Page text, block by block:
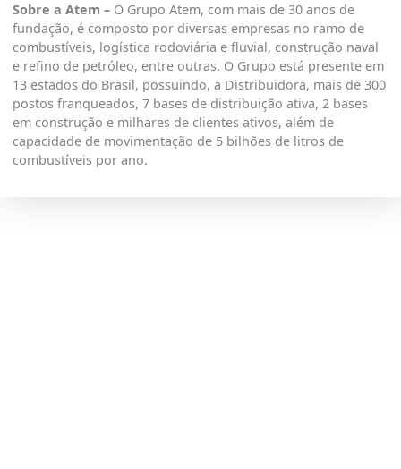
Sobre a Atem – O Grupo Atem, com mais de 30 anos de
fundação, é composto por diversas empresas no ramo de
combustíveis, logística rodoviária e fluvial, construção naval
e refino de petróleo, entre outras. O Grupo está presente em
13 estados do Brasil, possuindo, a Distribuidora, mais de 300
postos franqueados, 7 bases de distribuição ativa, 2 bases
em construção e milhares de clientes ativos, além de
capacidade de movimentação de 5 bilhões de litros de
combustíveis por ano.